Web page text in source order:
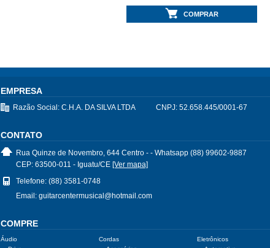
COMPRAR
EMPRESA
Razão Social: C.H.A. DA SILVA LTDA CNPJ: 52.658.445/0001-67
CONTATO
Rua Quinze de Novembro, 644 Centro - - Whatsapp (88) 99602-9887
CEP: 63500-011 - Iguatu/CE [Ver mapa]
Telefone: (88) 3581-0748
Email: guitarcentermusical@hotmail.com
COMPRE
Áudio
Cordas
Eletrônicos